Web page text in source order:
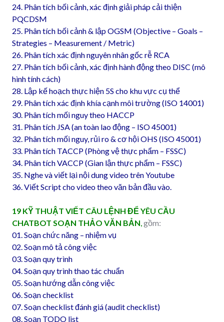
24. Phân tích bối cảnh, xác định giải pháp cải thiện
PQCDSM
25. Phân tích bối cảnh & lập OGSM (Objective – Goals –
Strategies – Measurement / Metric)
26. Phân tích xác định nguyên nhân gốc rễ RCA
27. Phân tích bối cảnh, xác định hành động theo DISC (mô
hình tính cách)
28. Lập kế hoạch thực hiện 5S cho khu vực cụ thể
29. Phân tích xác định khía cạnh môi trường (ISO 14001)
30. Phân tích mối nguy theo HACCP
31. Phân tích JSA (an toàn lao động – ISO 45001)
32. Phân tích mối nguy, rủi ro & cơ hội OHS (ISO 45001)
33. Phân tích TACCP (Phòng vệ thực phẩm – FSSC)
34. Phân tích VACCP (Gian lận thực phẩm – FSSC)
35. Nghe và viết lại nội dung video trên Youtube
36. Viết Script cho video theo văn bản đầu vào.
19 KỸ THUẬT VIẾT CÂU LỆNH ĐỂ YÊU CẦU
CHATBOT SOẠN THẢO VĂN BẢN,gồm:
01. Soạn chức năng – nhiệm vụ
02. Soạn mô tả công việc
03. Soạn quy trình
04. Soạn quy trình thao tác chuẩn
05. Soạn hướng dẫn công việc
06. Soạn checklist
07. Soạn checklist đánh giá (audit checklist)
08. Soạn TODO list